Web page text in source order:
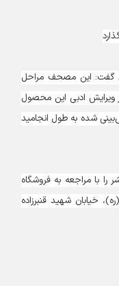
این مصحف مراحل
ویرایش ادبی این محصول
شده به طول انجامید
با مراجعه به فروشگاه
خیابان شهید قنبر‌زاده